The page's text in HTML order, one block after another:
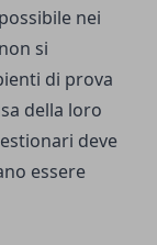
nei
si
di prova
della loro
deve
essere